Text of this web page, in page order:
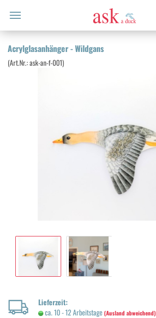
Acryl­glas­an­hän­ger - Wild­gans
(Art.Nr.:ask-​an-f-001)
Lieferzeit:
ca. 10 - 12 Arbeitstage(Ausland abweichend)